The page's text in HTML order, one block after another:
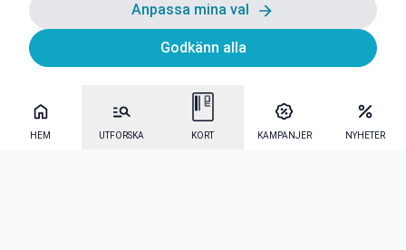
HEM UTFORSKA KORT KAMPANJER NYHETER
Anpassa mina val
Godkänn alla